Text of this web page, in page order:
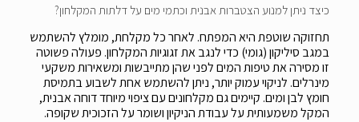
כיצד ניתן למנוע הצטברות אבנית וכתמי מים על דלתות המקלחון?
תחזוקה שוטפת היא המפתח. לאחר כל מקלחת, מומלץ להשתמש
במגב סיליקון (גומי) כדי לנגב את זגוגיות המקלחון. פעולה פשוטה
זו מסירה את טיפות המים לפני שהן מתייבשות ומשאירות משקעי
מינרלים. לניקוי עמוק יותר, ניתן להשתמש אחת לשבוע בתמיסת
חומץ לבן ומים. קיימים גם מקלחונים עם ציפוי מיוחד דוחה אבנית,
המקל משמעותית על עבודת הניקיון ושומר על הזכוכית שקופה.